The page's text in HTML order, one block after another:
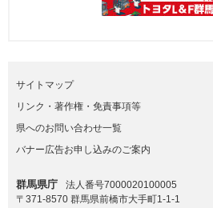
サイトマップ
リンク・著作権・免責事項等
県へのお問い合わせ一覧
バナー広告お申し込みのご案内
群馬県庁
法人番号7000020100005
〒371-8570 群馬県前橋市大手町1-1-1